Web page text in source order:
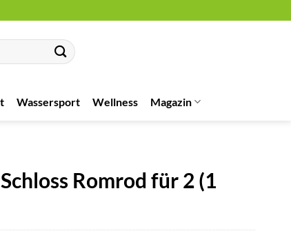
Wassersport Wellness Magazin
Romrod für 2 (1